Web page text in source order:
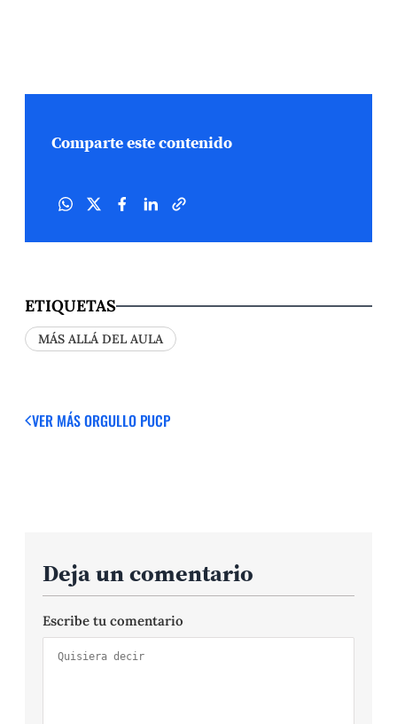
Comparte este contenido
ETIQUETAS
MÁS ALLÁ DEL AULA
VER MÁSORGULLO PUCP
Deja un comentario
Escribe tu comentario